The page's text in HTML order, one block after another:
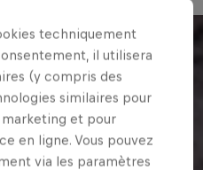
techniquement
il utilisera
(y compris des
similaires pour
et pour
en ligne. Vous pouvez
via les paramètres